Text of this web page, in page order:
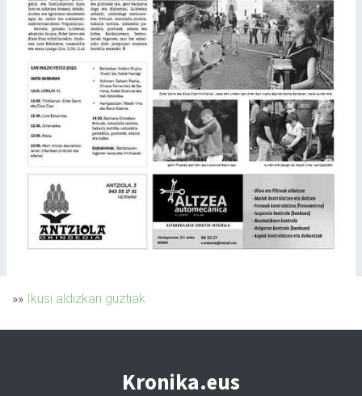
»» Ikusi aldizkari guztiak
Kronika.eus